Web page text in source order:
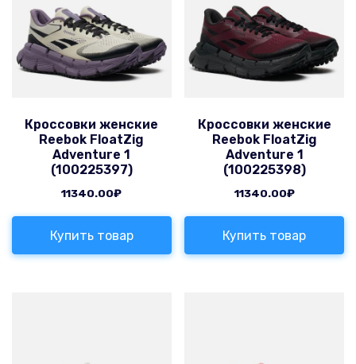
Кроссовки женские
Reebok FloatZig
Adventure 1
(100225397)
11340.00₽
Купить товар
Кроссовки женские
Reebok FloatZig
Adventure 1
(100225398)
11340.00₽
Купить товар